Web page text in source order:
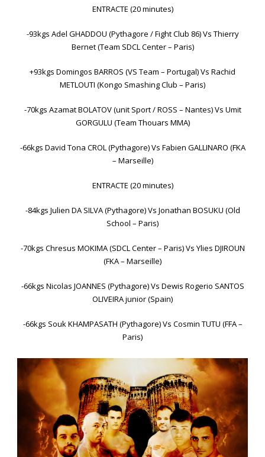
ENTRACTE (20 minutes)
-93kgs Adel GHADDOU (Pythagore / Fight Club 86) Vs Thierry
Bernet (Team SDCL Center – Paris)
+93kgs Domingos BARROS (VS Team – Portugal) Vs Rachid
METLOUTI (Kongo Smashing Club – Paris)
-70kgs Azamat BOLATOV (unit Sport / ROSS – Nantes) Vs Umit
GORGULU (Team Thouars MMA)
-66kgs David Tona CROL (Pythagore) Vs Fabien GALLINARO (FKA
– Marseille)
ENTRACTE (20 minutes)
-84kgs Julien DA SILVA (Pythagore) Vs Jonathan BOSUKU (Old
School – Paris)
-70kgs Chresus MOKIMA (SDCL Center – Paris) Vs Ylies DJIROUN
(FKA – Marseille)
-66kgs Nicolas JOANNES (Pythagore) Vs Dewis Rogerio SANTOS
OLIVEIRA junior (Spain)
-66kgs Souk KHAMPASATH (Pythagore) Vs Cosmin TUTU (FFA –
Paris)